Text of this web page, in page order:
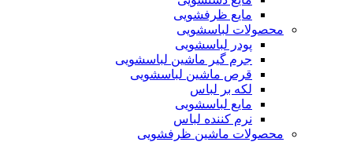
مایع ظرفشویی
محصولات لباسشویی
پودر لباسشویی
جرم گیر ماشین لباسشویی
قرص ماشین لباسشویی
لکه بر لباس
مایع لباسشویی
نرم کننده لباس
محصولات ماشین ظرفشویی